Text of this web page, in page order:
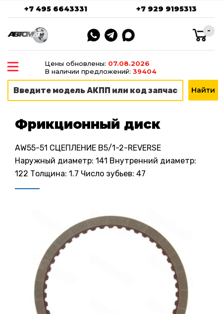
+7 495 6643331 +7 929 9195313
-
Цены обновлены: 07.08.2026
В наличии предложений: 39404
Фрикционный диск
AW55-51 СЦЕПЛЕНИЕ B5/1-2-REVERSE
Наружный диаметр: 141 Внутренний диаметр:
122 Толщина: 1.7 Число зубьев: 47